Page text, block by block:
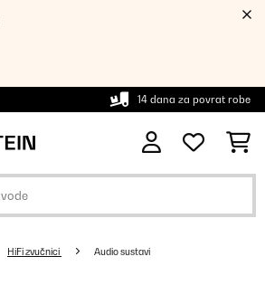
14 dana za povrat robe
HiFi zvučnici Audio sustavi